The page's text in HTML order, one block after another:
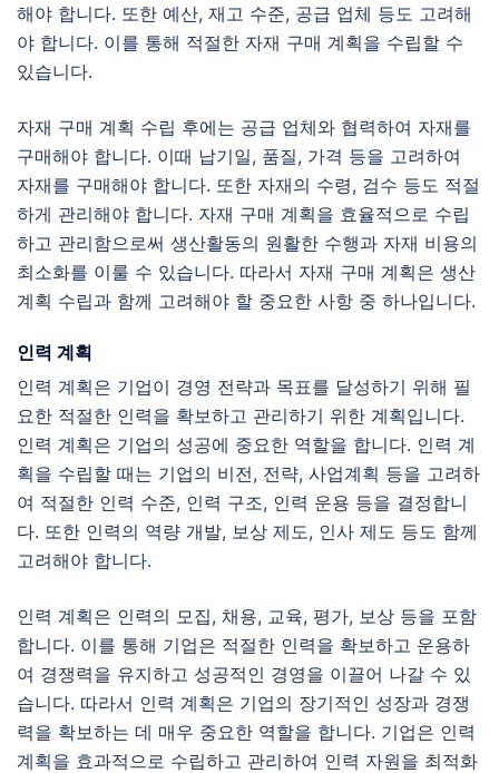
해야 합니다. 또한 예산, 재고 수준, 공급 업체 등도 고려해
야 합니다. 이를 통해 적절한 자재 구매 계획을 수립할 수
있습니다.
자재 구매 계획 수립 후에는 공급 업체와 협력하여 자재를
구매해야 합니다. 이때 납기일, 품질, 가격 등을 고려하여
자재를 구매해야 합니다. 또한 자재의 수령, 검수 등도 적절
하게 관리해야 합니다. 자재 구매 계획을 효율적으로 수립
하고 관리함으로써 생산활동의 원활한 수행과 자재 비용의
최소화를 이룰 수 있습니다. 따라서 자재 구매 계획은 생산
계획 수립과 함께 고려해야 할 중요한 사항 중 하나입니다.
인력 계획
인력 계획은 기업이 경영 전략과 목표를 달성하기 위해 필
요한 적절한 인력을 확보하고 관리하기 위한 계획입니다.
인력 계획은 기업의 성공에 중요한 역할을 합니다. 인력 계
획을 수립할 때는 기업의 비전, 전략, 사업계획 등을 고려하
여 적절한 인력 수준, 인력 구조, 인력 운용 등을 결정합니
다. 또한 인력의 역량 개발, 보상 제도, 인사 제도 등도 함께
고려해야 합니다.
인력 계획은 인력의 모집, 채용, 교육, 평가, 보상 등을 포함
합니다. 이를 통해 기업은 적절한 인력을 확보하고 운용하
여 경쟁력을 유지하고 성공적인 경영을 이끌어 나갈 수 있
습니다. 따라서 인력 계획은 기업의 장기적인 성장과 경쟁
력을 확보하는 데 매우 중요한 역할을 합니다. 기업은 인력
계획을 효과적으로 수립하고 관리하여 인력 자원을 최적화